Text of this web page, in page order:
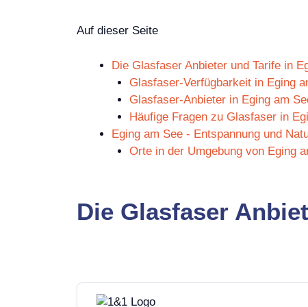
Auf dieser Seite
Die Glasfaser Anbieter und Tarife in
Glasfaser-Verfügbarkeit in Eging
Glasfaser-Anbieter in Eging am
Häufige Fragen zu Glasfaser in
Eging am See - Entspannung und
Orte in der Umgebung von Eging
Die Glasfaser